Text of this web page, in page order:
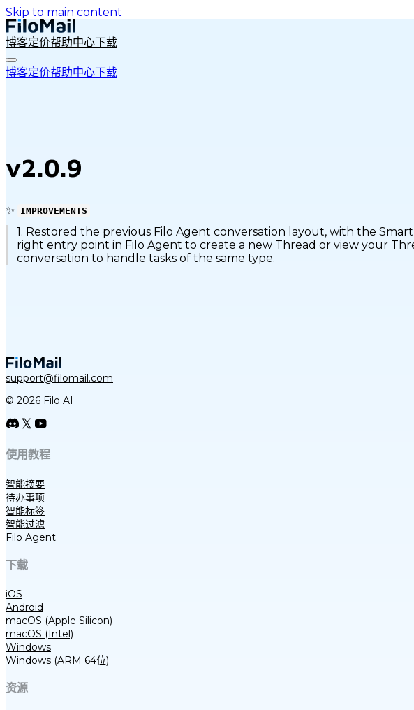
Skip to main content
博客定价帮助中心下载
博客定价帮助中心下载
v2.0.9
✨ IMPROVEMENTS
1. Restored the previous Filo Agent conversation layout, with the
right entry point in Filo Agent to create a new Thread or view your
conversation to handle tasks of the same type.
support@filomail.com
© 2026 Filo AI
使用教程
智能摘要
待办事项
智能标签
智能过滤
Filo Agent
下载
iOS
Android
macOS (Apple Silicon)
macOS (Intel)
Windows
Windows (ARM 64位)
资源